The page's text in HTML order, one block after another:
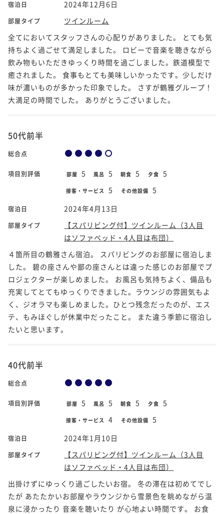
宿泊日 2024年12月6日
部屋タイプ
ツインルーム
全てにおいてスタッフさんの心配りがありました。 とても気
持ちよく過ごせて満足しました。 ロビーで音楽を聴きながら
飲み物もいただきゆっくり時間を過ごしました。鉄道模型で
癒されました。 食事もとても美味しいかったです。少しだけ
味が濃いものが多かった印象でした。 さすが鶴雅グループ！
大満足の時間でした。 ありがとうございました。
50代前半
総合点
項目別評価 部屋 5 風呂 5 朝食 5 夕食 5
接客・サービス 5 その他設備 5
宿泊日 2024年4月13日
部屋タイプ
【スパリビング付】ツインルーム（3人目
はソファベッド・4人目は布団）
４箇所目の鶴雅さん宿泊。 スパリビングのお部屋に宿泊しま
した。 碧の座さんや鄙の座さんとは違った感じのお部屋でプ
ロジェクターが楽しめました。 お風呂も気持ちよく、備品も
充実してとてもゆっくりできました。ラウンジの雰囲気もよ
く、ジオラマも楽しめました。ひとつ残念だったのが、エス
テ、もみほぐしが休業中だったこと。 また違う季節に宿泊し
たいと思います。
40代前半
総合点
項目別評価 部屋 5 風呂 5 朝食 5 夕食 5
接客・サービス 4 その他設備 5
宿泊日 2024年1月10日
部屋タイプ
【スパリビング付】ツインルーム（3人目
はソファベッド・4人目は布団）
出掛けずにゆっくり過ごしたいお宿。 冬の滞在は初めてでし
たが あたたかいお部屋やラウンジから雪景色を眺めながら温
泉に浸かったり 音楽を聴いたり が心地よい時間です。 お食